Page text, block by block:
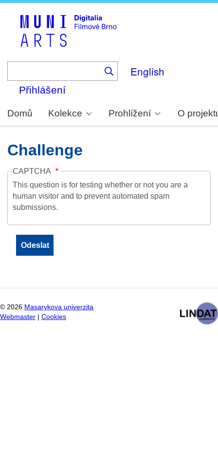
English
Přihlášení
Domů Kolekce Prohlížení O
Challenge
CAPTCHA
This question is for testing whether or not you are a
human visitor and to prevent automated spam
submissions.
© 2026 Masarykova univerzita
Webmaster
Cookies